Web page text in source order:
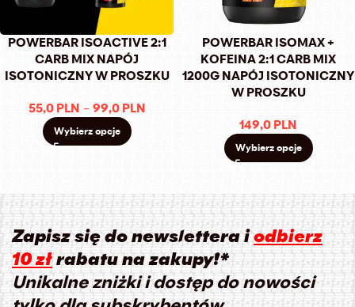
POWERBAR ISOACTIVE 2:1
CARB MIX NAPÓJ
ISOTONICZNY W PROSZKU
55,0 PLN – 99,0 PLN
Wybierz opcje
POWERBAR ISOMAX +
KOFEINA 2:1 CARB MIX
1200G NAPÓJ ISOTONICZNY
W PROSZKU
149,0 PLN
Wybierz opcje
Zapisz się do newslettera iodbierz
10 zł rabatu na zakupy!*
Unikalne zniżki i dostęp do nowości